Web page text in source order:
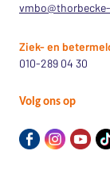
Ziek- en
010-289 04 30
Volg ons op